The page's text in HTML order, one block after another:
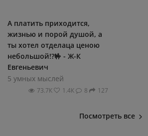
А платить приходится,
жизнью и порой душой, а
ты хотел отделаца ценою
небольшой!?🤟 - Ж-К
Евгеньевич
5 умных мыслей
73.7К 1.4К 8 127
Посмотреть все